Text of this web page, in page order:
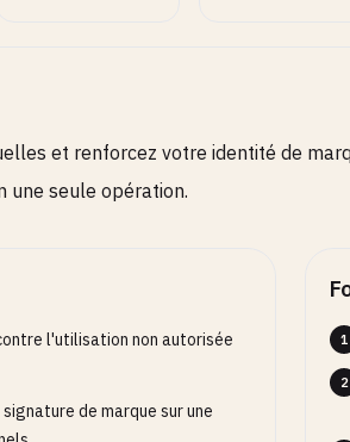
et renforcez votre identité de
une seule opération.
l'utilisation non autorisée
de marque sur une
1
2